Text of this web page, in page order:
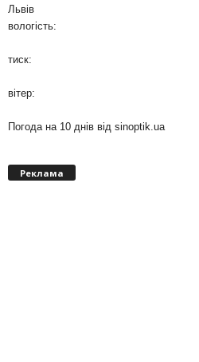
Львів
вологість:
тиск:
вітер:
Погода на 10 днів від sinoptik.ua
Реклама